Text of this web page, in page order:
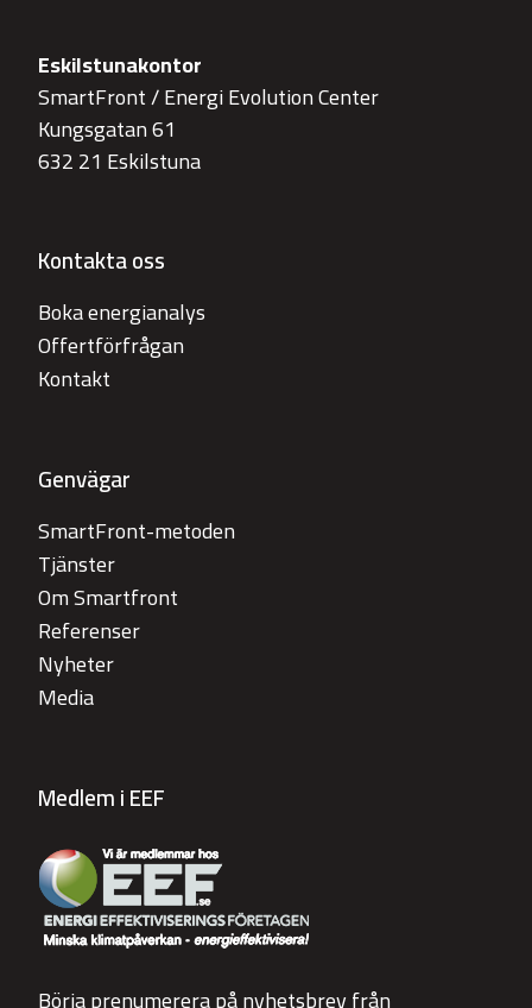
Eskilstunakontor
SmartFront / Energi Evolution Center
Kungsgatan 61
632 21 Eskilstuna
Kontakta oss
Boka energianalys
Offertförfrågan
Kontakt
Genvägar
SmartFront-metoden
Tjänster
Om Smartfront
Referenser
Nyheter
Media
Medlem i EEF